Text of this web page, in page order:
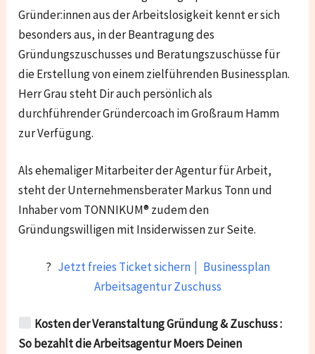
Gründer:innen aus der Arbeitslosigkeit kennt er sich
besonders aus, in der Beantragung des
Gründungszuschusses und Beratungszuschüsse für
die Erstellung von einem zielführenden Businessplan.
Herr Grau steht Dir auch persönlich als
durchführender Gründercoach im Großraum Hamm
zur Verfügung.
Als ehemaliger Mitarbeiter der Agentur für Arbeit,
steht der Unternehmensberater Markus Tonn und
Inhaber vom TONNIKUM® zudem den
Gründungswilligen mit Insiderwissen zur Seite.
? Jetzt freies Ticket sichern ￨ Businessplan
Arbeitsagentur Zuschuss
Kosten der VeranstaltungGründung & Zuschuss :
So bezahlt die Arbeitsagentur Moers Deinen